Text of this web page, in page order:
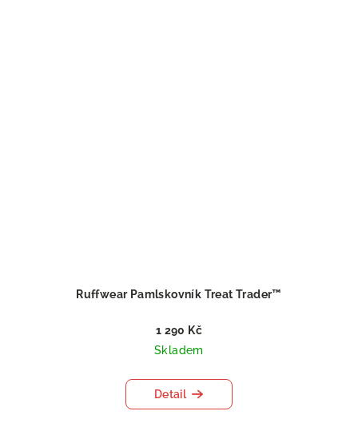
Ruffwear Pamlskovník Treat Trader™
1 290 Kč
Skladem
Detail